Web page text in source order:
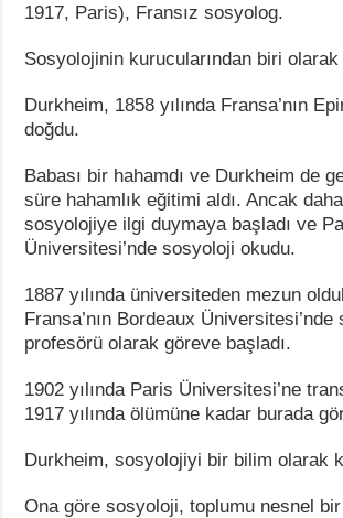
1917, Paris), Fransız sosyolog.
Sosyolojinin kurucularından biri
Durkheim, 1858 yılında Fransa’nın
doğdu.
Babası bir hahamdı ve Durkheim de
süre hahamlık eğitimi aldı. Ancak
sosyolojiye ilgi duymaya başladı ve
Üniversitesi’nde sosyoloji okudu.
1887 yılında üniversiteden mezun
Fransa’nın Bordeaux Üniversitesi’nde
profesörü olarak göreve başladı.
1902 yılında Paris Üniversitesi’ne
1917 yılında ölümüne kadar burada
Durkheim, sosyolojiyi bir bilim olarak
Ona göre sosyoloji, toplumu nesnel